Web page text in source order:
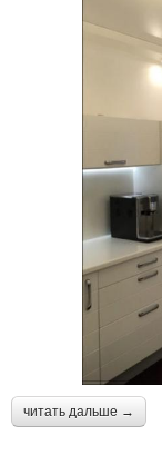
читать дальше →